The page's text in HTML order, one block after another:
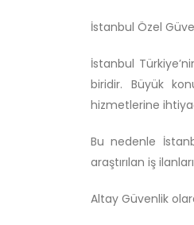
İstanbul Özel
İstanbul
biridir. Büyük
hizmetlerine
Bu nedenle
araştırılan iş
Altay Güvenlik